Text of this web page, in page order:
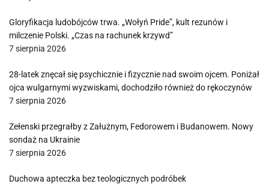
Gloryfikacja ludobójców trwa. „Wołyń Pride”, kult rezunów i
milczenie Polski. „Czas na rachunek krzywd”
7 sierpnia 2026
28-latek znęcał się psychicznie i fizycznie nad swoim ojcem. Poniżał
ojca wulgarnymi wyzwiskami, dochodziło również do rękoczynów
7 sierpnia 2026
Zełenski przegrałby z Załużnym, Fedorowem i Budanowem. Nowy
sondaż na Ukrainie
7 sierpnia 2026
Duchowa apteczka bez teologicznych podróbek